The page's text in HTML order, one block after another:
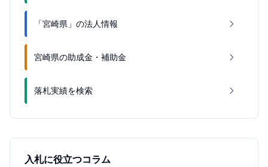
「宮崎県」の法人情報
宮崎県の助成金・補助金
落札実績を検索
入札に役立つコラム